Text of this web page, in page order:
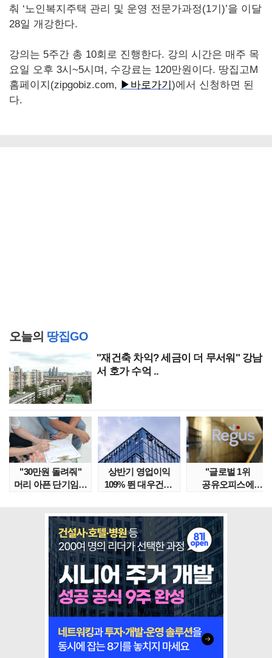
춰 ‘노인복지주택 관리 및 운영 전문가과정(1기)’을 이달
28일 개강한다.
강의는 5주간 총 10회로 진행한다. 강의 시간은 매주 목
요일 오후 3시~5시며, 수강료는 120만원이다. 땅집고M
홈페이지(zipgobiz.com, ▶바로가기)에서 신청하면 된
다.
오늘의 땅집GO
"재건축 차익? 세금이 더 무서워" 강남
서 호가 수억 ..
"30만원 돌려줘"
머리 아픈 단기임대
상반기 영업이익
109% 뛴 대우건설,
"글로벌 1위
공유오피스에